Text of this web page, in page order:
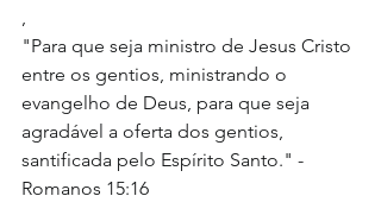
,
"Para que seja ministro de Jesus Cristo
entre os gentios, ministrando o
evangelho de Deus, para que seja
agradável a oferta dos gentios,
santificada pelo Espírito Santo." -
Romanos 15:16